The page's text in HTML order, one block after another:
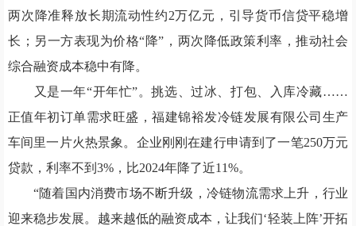
两次降准释放长期流动性约2万亿元，引导货币信贷平稳增
长；另一方表现为价格“降”，两次降低政策利率，推动社会
综合融资成本稳中有降。
又是一年“开年忙”。挑选、过冰、打包、入库冷藏……
正值年初订单需求旺盛，福建锦裕发冷链发展有限公司生产
车间里一片火热景象。企业刚刚在建行申请到了一笔250万元
贷款，利率不到3%，比2024年降了近11%。
“随着国内消费市场不断升级，冷链物流需求上升，行业
迎来稳步发展。越来越低的融资成本，让我们‘轻装上阵’开拓